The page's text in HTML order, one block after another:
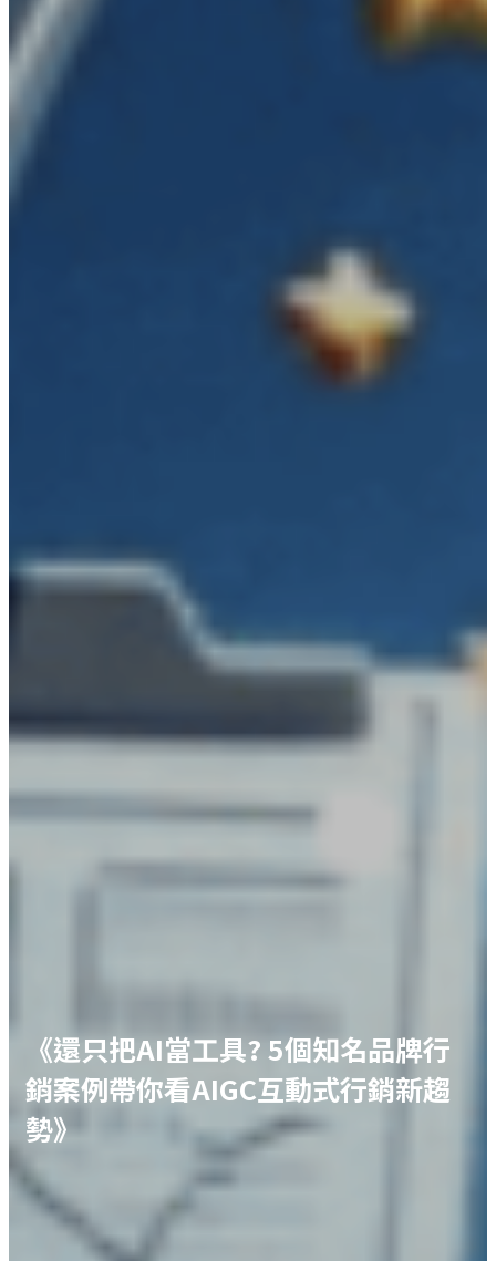
《還只把AI當工具? 5個知名品牌行
銷案例帶你看AIGC互動式行銷新趨
勢》